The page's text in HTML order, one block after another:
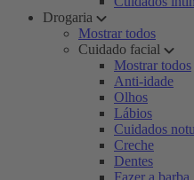
Drogaria
Mostrar todos
Cuidado facial
Mostrar todos
Anti-idade
Olhos
Lábios
Cuidados
Creche
Dentes
Fazer a barba